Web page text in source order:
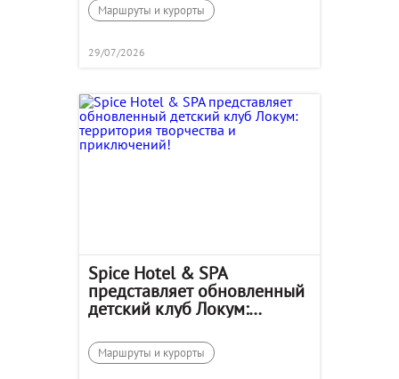
Маршруты и курорты
29/07/2026
Spice Hotel & SPA
представляет обновленный
детский клуб Локум:
приключений!
Маршруты и курорты